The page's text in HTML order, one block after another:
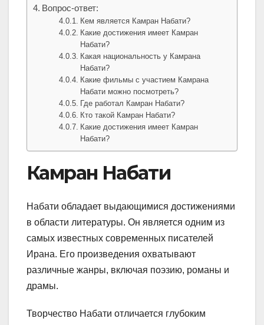
Вопрос-ответ:
Кем является Камран Набати?
Какие достижения имеет Камран
Набати?
Какая национальность у Камрана
Набати?
Какие фильмы с участием Камрана
Набати можно посмотреть?
Где работал Камран Набати?
Кто такой Камран Набати?
Какие достижения имеет Камран
Набати?
Камран Набати
Набати обладает выдающимися достижениями
в области литературы. Он является одним из
самых известных современных писателей
Ирана. Его произведения охватывают
различные жанры, включая поэзию, романы и
драмы.
Творчество Набати отличается глубоким